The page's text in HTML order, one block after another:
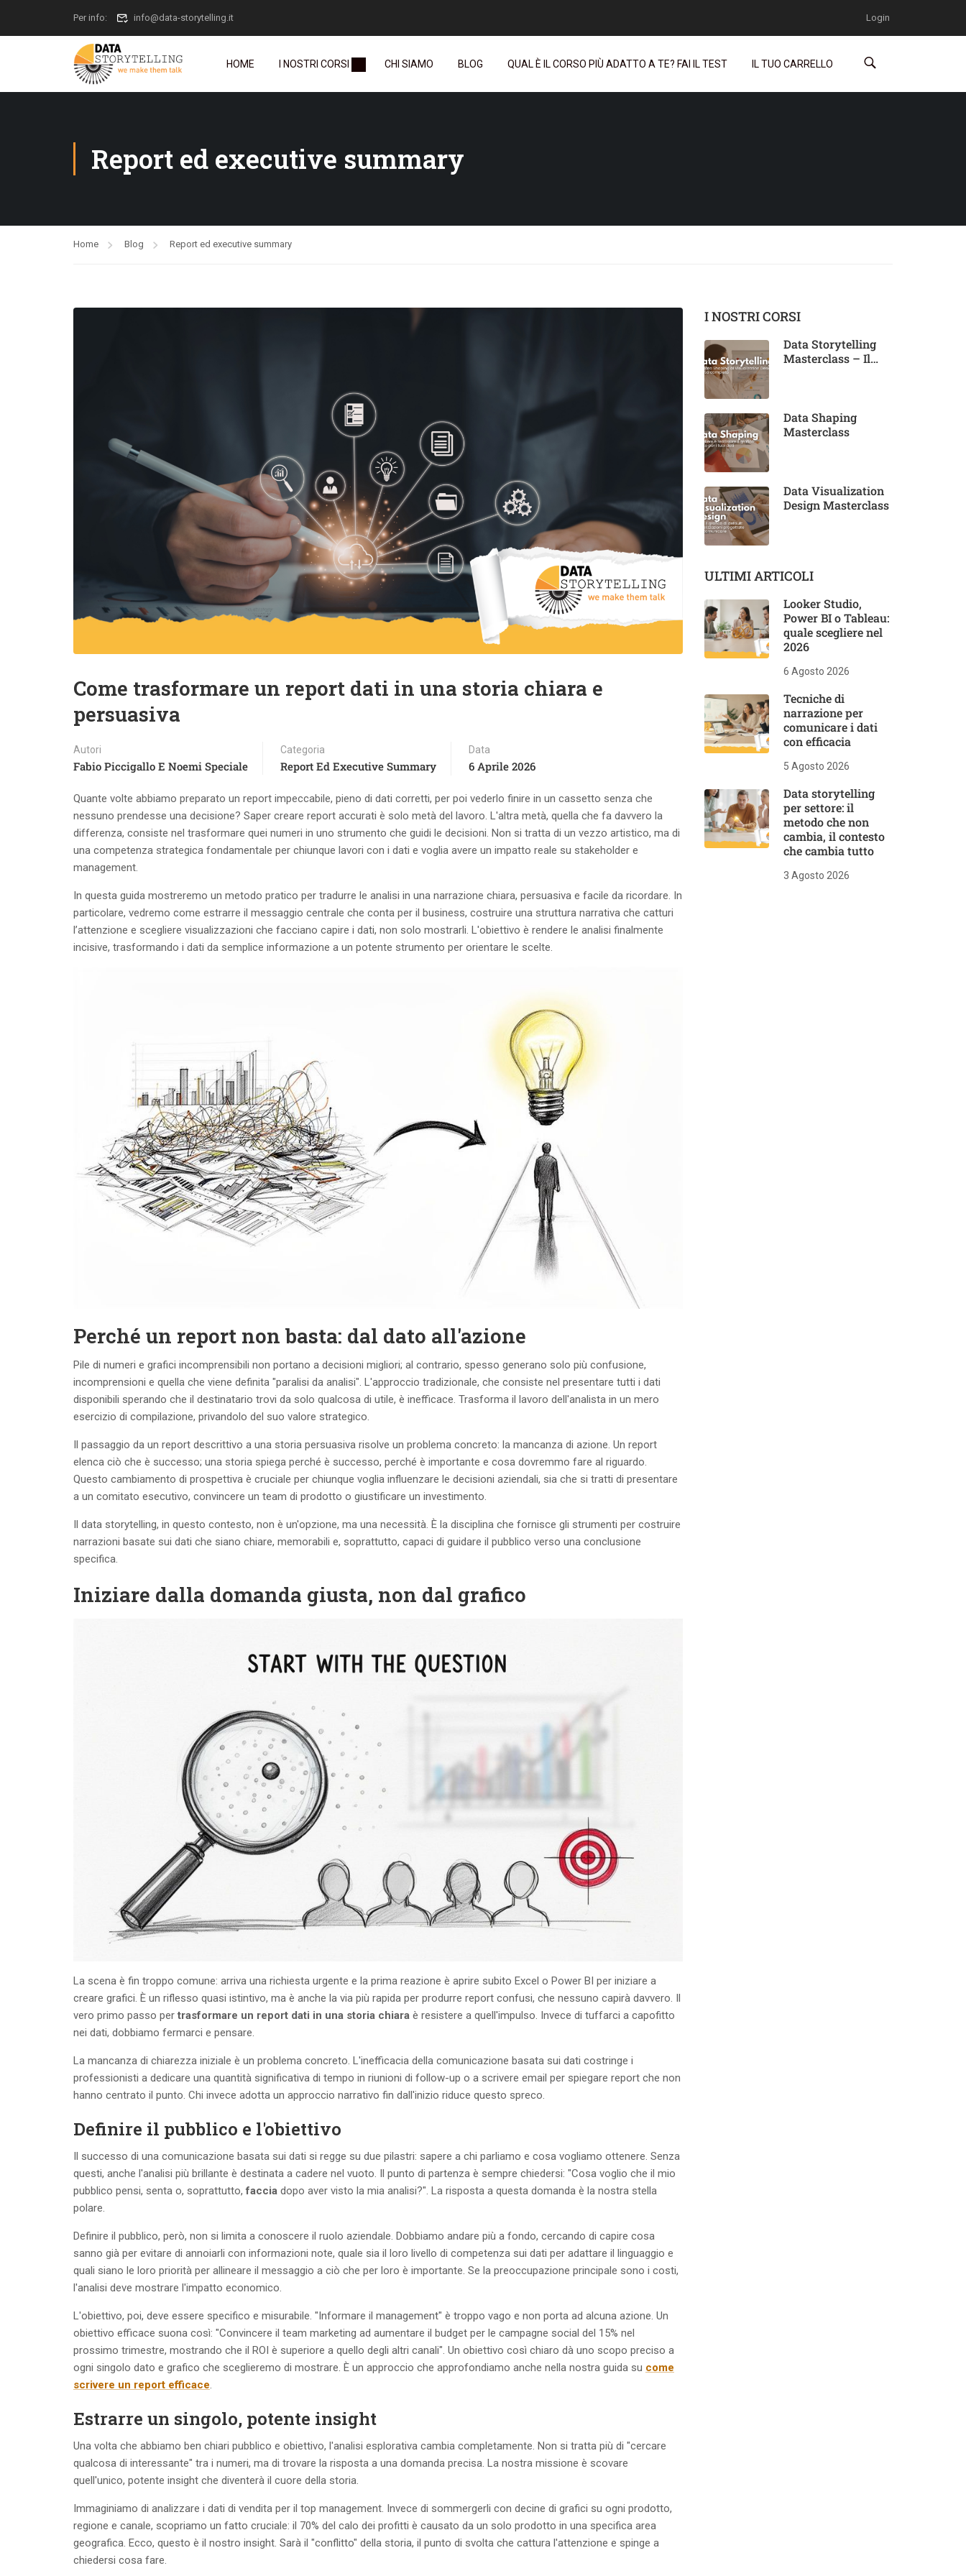
Per info: info@data-storytelling.it Login
HOME I NOSTRI CORSI CHI SIAMO BLOG QUAL È IL CORSO PIÙ ADATTO A TE? FAI IL TEST IL TUO CARRELLO
Report ed executive summary
Home Blog Report ed executive summary
Come trasformare un report dati in una storia chiara e
persuasiva
Autori
Fabio Piccigallo E Noemi Speciale
Categoria
Report Ed Executive Summary
Data
6 Aprile 2026
Quante volte abbiamo preparato un report impeccabile, pieno di dati corretti, per poi vederlo finire in un cassetto senza che
nessuno prendesse una decisione? Saper creare report accurati è solo metà del lavoro. L'altra metà, quella che fa davvero la
differenza, consiste nel trasformare quei numeri in uno strumento che guidi le decisioni. Non si tratta di un vezzo artistico, ma di
una competenza strategica fondamentale per chiunque lavori con i dati e voglia avere un impatto reale su stakeholder e
management.
In questa guida mostreremo un metodo pratico per tradurre le analisi in una narrazione chiara, persuasiva e facile da ricordare. In
particolare, vedremo come estrarre il messaggio centrale che conta per il business, costruire una struttura narrativa che catturi
l’attenzione e scegliere visualizzazioni che facciano capire i dati, non solo mostrarli. L'obiettivo è rendere le analisi finalmente
incisive, trasformando i dati da semplice informazione a un potente strumento per orientare le scelte.
Perché un report non basta: dal dato all'azione
Pile di numeri e grafici incomprensibili non portano a decisioni migliori; al contrario, spesso generano solo più confusione,
incomprensioni e quella che viene definita "paralisi da analisi". L'approccio tradizionale, che consiste nel presentare tutti i dati
disponibili sperando che il destinatario trovi da solo qualcosa di utile, è inefficace. Trasforma il lavoro dell'analista in un mero
esercizio di compilazione, privandolo del suo valore strategico.
Il passaggio da un report descrittivo a una storia persuasiva risolve un problema concreto: la mancanza di azione. Un report
elenca ciò che è successo; una storia spiega perché è successo, perché è importante e cosa dovremmo fare al riguardo.
Questo cambiamento di prospettiva è cruciale per chiunque voglia influenzare le decisioni aziendali, sia che si tratti di presentare
a un comitato esecutivo, convincere un team di prodotto o giustificare un investimento.
Il data storytelling, in questo contesto, non è un'opzione, ma una necessità. È la disciplina che fornisce gli strumenti per costruire
narrazioni basate sui dati che siano chiare, memorabili e, soprattutto, capaci di guidare il pubblico verso una conclusione
specifica.
Iniziare dalla domanda giusta, non dal grafico
La scena è fin troppo comune: arriva una richiesta urgente e la prima reazione è aprire subito Excel o Power BI per iniziare a
creare grafici. È un riflesso quasi istintivo, ma è anche la via più rapida per produrre report confusi, che nessuno capirà davvero. Il
vero primo passo per trasformare un report dati in una storia chiara è resistere a quell'impulso. Invece di tuffarci a capofitto
nei dati, dobbiamo fermarci e pensare.
La mancanza di chiarezza iniziale è un problema concreto. L'inefficacia della comunicazione basata sui dati costringe i
professionisti a dedicare una quantità significativa di tempo in riunioni di follow-up o a scrivere email per spiegare report che non
hanno centrato il punto. Chi invece adotta un approccio narrativo fin dall'inizio riduce questo spreco.
Definire il pubblico e l'obiettivo
Il successo di una comunicazione basata sui dati si regge su due pilastri: sapere a chi parliamo e cosa vogliamo ottenere. Senza
questi, anche l'analisi più brillante è destinata a cadere nel vuoto. Il punto di partenza è sempre chiedersi: "Cosa voglio che il mio
pubblico pensi, senta o, soprattutto,faccia dopo aver visto la mia analisi?". La risposta a questa domanda è la nostra stella
polare.
Definire il pubblico, però, non si limita a conoscere il ruolo aziendale. Dobbiamo andare più a fondo, cercando di capire cosa
sanno già per evitare di annoiarli con informazioni note, quale sia il loro livello di competenza sui dati per adattare il linguaggio e
quali siano le loro priorità per allineare il messaggio a ciò che per loro è importante. Se la preoccupazione principale sono i costi,
l'analisi deve mostrare l'impatto economico.
L'obiettivo, poi, deve essere specifico e misurabile. "Informare il management" è troppo vago e non porta ad alcuna azione. Un
obiettivo efficace suona così: "Convincere il team marketing ad aumentare il budget per le campagne social del 15% nel
prossimo trimestre, mostrando che il ROI è superiore a quello degli altri canali". Un obiettivo così chiaro dà uno scopo preciso a
ogni singolo dato e grafico che sceglieremo di mostrare. È un approccio che approfondiamo anche nella nostra guida su come
scrivere un report efficace.
Estrarre un singolo, potente insight
Una volta che abbiamo ben chiari pubblico e obiettivo, l'analisi esplorativa cambia completamente. Non si tratta più di "cercare
qualcosa di interessante" tra i numeri, ma di trovare la risposta a una domanda precisa. La nostra missione è scovare
quell'unico, potente insight che diventerà il cuore della storia.
Immaginiamo di analizzare i dati di vendita per il top management. Invece di sommergerli con decine di grafici su ogni prodotto,
regione e canale, scopriamo un fatto cruciale: il 70% del calo dei profitti è causato da un solo prodotto in una specifica area
geografica. Ecco, questo è il nostro insight. Sarà il "conflitto" della storia, il punto di svolta che cattura l'attenzione e spinge a
chiedersi cosa fare.
I NOSTRI CORSI
Data Storytelling
Masterclass – Il
Data Shaping
Masterclass
Data Visualization
Design Masterclass
ULTIMI ARTICOLI
Looker Studio,
Power BI o Tableau:
quale scegliere nel
2026
6 Agosto 2026
Tecniche di
narrazione per
comunicare i dati
con efficacia
5 Agosto 2026
Data storytelling
per settore: il
metodo che non
cambia, il contesto
che cambia tutto
3 Agosto 2026